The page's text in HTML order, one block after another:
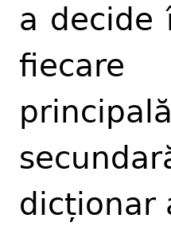
a decide
fiecare
dicționar